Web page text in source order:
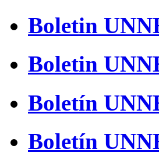
Boletin
Boletin
Boletín
Boletín